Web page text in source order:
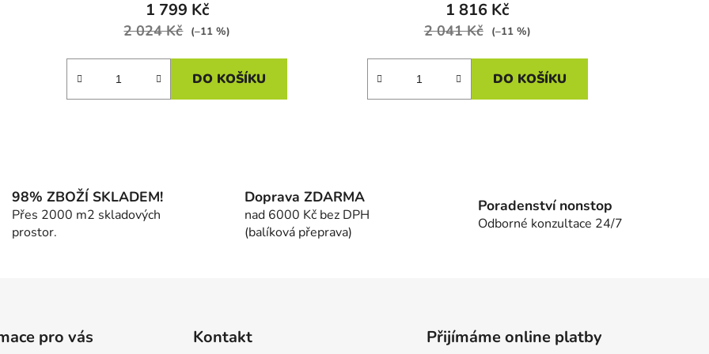
1 799 Kč
2 024 Kč (–11 %)
DO KOŠÍKU
1 816 Kč
2 041 Kč (–11 %)
DO KOŠÍKU
98% ZBOŽÍ SKLADEM!
Přes 2000 m2 skladových
prostor.
Doprava ZDARMA
nad 6000 Kč bez DPH
(balíková přeprava)
Poradenství nonstop
Odborné konzultace 24/7
pro vás Kontakt Přijímáme online platby